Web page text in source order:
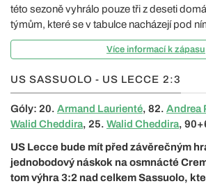
této sezoně vyhrálo pouze tři z deseti
týmům, které se v tabulce nacházejí pod
Více informací k zápasu
US SASSUOLO - US LECCE 2:3
Góly: 20. Armand Laurienté, 82. Andrea
Walid Cheddira, 25. Walid Cheddira,
US Lecce bude mít před závěrečným
jednobodový náskok na osmnácté
tom výhra 3:2 nad celkem Sassuolo,